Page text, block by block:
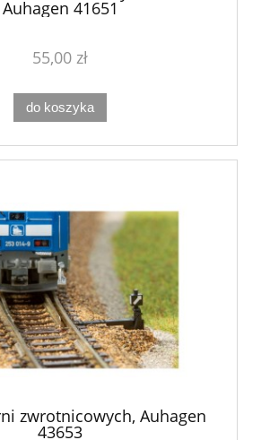
Auhagen 41651
55,00 zł
do koszyka
zwrotnicowych, Auhagen
43653